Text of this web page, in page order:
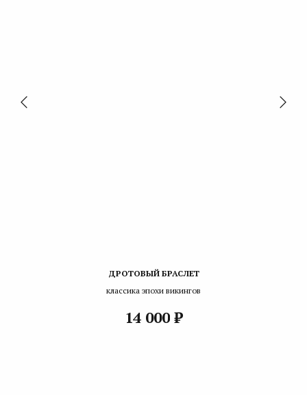
ДРОТОВЫЙ БРАСЛЕТ
классика эпохи викингов
14 000 ₽